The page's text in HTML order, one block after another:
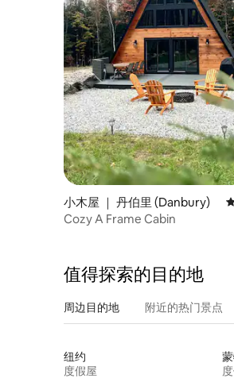
小木屋 ｜ 丹伯里 (Danbury)
Cozy A Frame Cabin
值得探索的目的地
周边目的地 附近的热门景点
纽约
度假屋